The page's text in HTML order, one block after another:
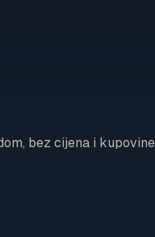
bez cijena i